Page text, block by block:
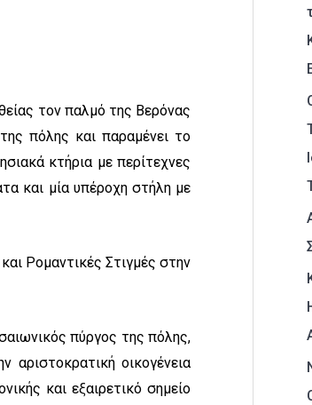
τον παλμό της Βερόνας
πόλης και παραμένει το
κτήρια με περίτεχνες
και μία υπέροχη στήλη με
πύργος της πόλης,
οικογένεια
και εξαιρετικό σημείο